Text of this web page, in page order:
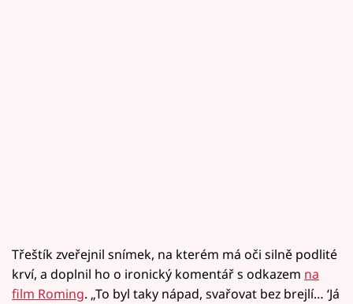
Třeštík zveřejnil snímek, na kterém má oči silně podlité
krví, a doplnil ho o ironický komentář s odkazem na
film Roming. „To byl taky nápad, svařovat bez brejlí… ‘Já